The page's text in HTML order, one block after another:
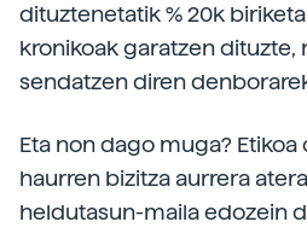
dituztenetatik % 20k
kronikoak garatzen dituzte,
sendatzen diren
Eta non dago muga?
haurren bizitza aurrera
heldutasun-maila edozein